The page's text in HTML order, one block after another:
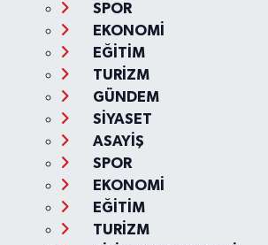
SPOR
EKONOMİ
EĞİTİM
TURİZM
GÜNDEM
SİYASET
ASAYİŞ
SPOR
EKONOMİ
EĞİTİM
TURİZM